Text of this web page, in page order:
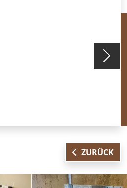
ZURÜCK